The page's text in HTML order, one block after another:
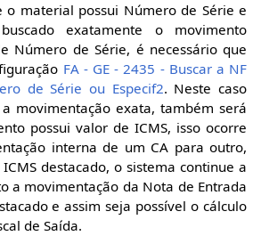
o material possui Número de Série e
exatamente o movimento
Número de Série, é necessário que
FA - GE - 2435 - Buscar a NF
de Série ou Especif2. Neste caso
movimentação exata, também será
possui valor de ICMS, isso ocorre
interna de um CA para outro,
destacado, o sistema continue a
a movimentação da Nota de Entrada
e assim seja possível o cálculo
de Saída.